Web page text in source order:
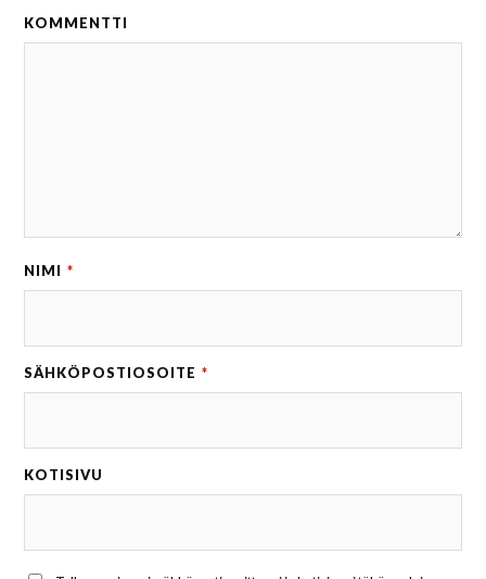
KOMMENTTI
NIMI *
SÄHKÖPOSTIOSOITE *
KOTISIVU